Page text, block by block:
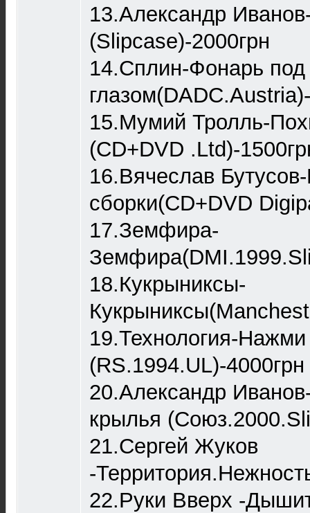
13.Александр
(Slipcase)-2000грн
14.Сплин-Фонарь под
15.Мумий Тролль-
(CD+DVD .Ltd)-
16.Вячеслав
сборки(CD+DVD
17.Земфира-
18.Кукрыниксы-
19.Технология-Нажми
(RS.1994.UL)-4000грн
20.Александр
крылья
21.Сергей Жуков
-
22.Руки Вверх -